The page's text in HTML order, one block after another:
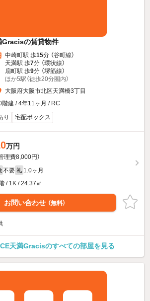
Gracisの賃貸物件
中崎町駅 歩15分 （谷町線）
天満駅 歩7分 （環状線）
扇町駅 歩9分 （堺筋線）
ほか5駅（徒歩20分圏内）
大阪府大阪市北区天満橋3丁目
階建 / 4年11ヶ月 / RC
り 宅配ボックス
万円
管理費8,000円）
不要 礼 1.0ヶ月
/ 1K / 24.37㎡
お問い合わせ （無料）
天満Gracisのすべての部屋を見る